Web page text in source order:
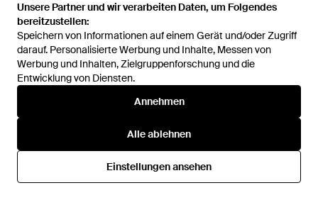
Unsere Partner und wir verarbeiten Daten, um Folgendes
bereitzustellen:
Speichern von Informationen auf einem Gerät und/oder Zugriff
darauf. Personalisierte Werbung und Inhalte, Messen von
Werbung und Inhalten, Zielgruppenforschung und die
Entwicklung von Diensten.
Annehmen
Alle ablehnen
Einstellungen ansehen
Unsere Partner und wir verarbeiten Daten, um Folgendes
bereitzustellen:
Speichern von Informationen auf einem Gerät und/oder Zugriff
darauf. Personalisierte Werbung und Inhalte, Messen von
Werbung und Inhalten, Zielgruppenforschung und die
Entwicklung von Diensten.
Annehmen
Alle ablehnen
Einstellungen ansehen
Loewe
Guertel Aus Leder - Schwarz
380 €
Bestickte Baseballcap Aus
Baumwolle - Grün